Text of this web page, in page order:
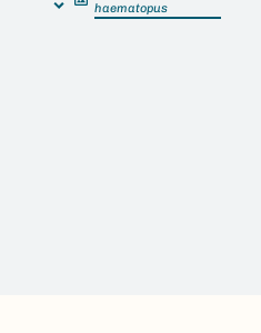
haematopus